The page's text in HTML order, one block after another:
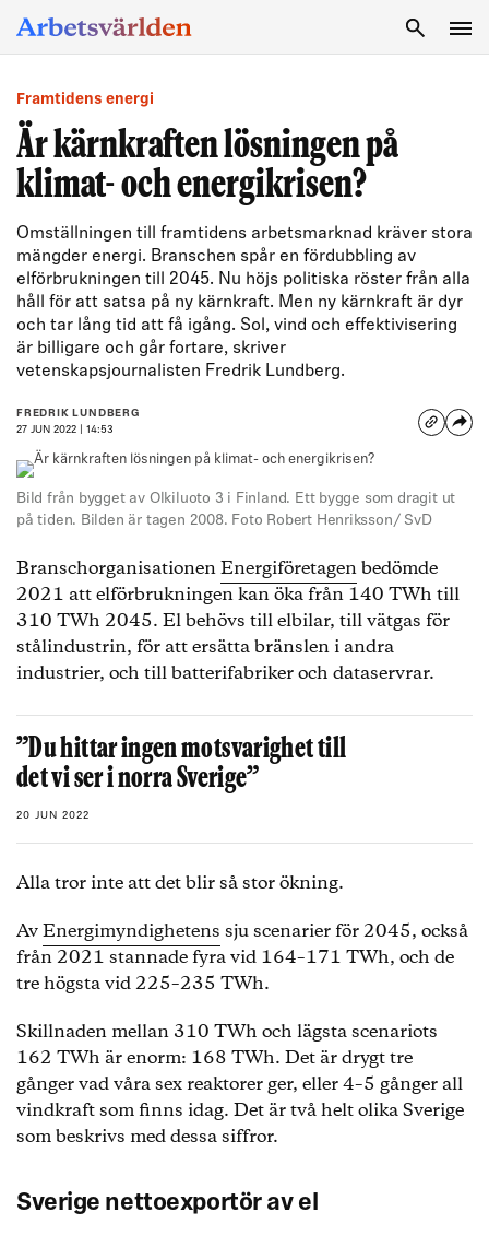
Framtidens energi
Är kärnkraften lösningen på
klimat- och energikrisen?
Omställningen till framtidens arbetsmarknad kräver stora
mängder energi. Branschen spår en fördubbling av
elförbrukningen till 2045. Nu höjs politiska röster från alla
håll för att satsa på ny kärnkraft. Men ny kärnkraft är dyr
och tar lång tid att få igång. Sol, vind och effektivisering
är billigare och går fortare, skriver
vetenskapsjournalisten Fredrik Lundberg.
FREDRIK LUNDBERG
27 JUN 2022 | 14:53
Bild från bygget av Olkiluoto 3 i Finland. Ett bygge som dragit ut
på tiden. Bilden är tagen 2008. Foto Robert Henriksson/ SvD
BranschorganisationenEnergiföretagenbedömde
2021 att elförbrukningen kan öka från 140 TWh till
310 TWh 2045. El behövs till elbilar, till vätgas för
stålindustrin, för att ersätta bränslen i andra
industrier, och till batterifabriker och dataservrar.
”Du hittar ingen motsvarighet till
det vi ser i norra Sverige”
20 JUN 2022
Alla tror inte att det blir så stor ökning.
AvEnergimyndighetens sju scenarier för 2045, också
från 2021 stannade fyra vid 164–171 TWh, och de
tre högsta vid 225–235 TWh.
Skillnaden mellan 310 TWh och lägsta scenariots
162 TWh är enorm: 168 TWh. Det är drygt tre
gånger vad våra sex reaktorer ger, eller 4–5 gånger all
vindkraft som finns idag. Det är två helt olika Sverige
som beskrivs med dessa siffror.
Sverige nettoexportör av el